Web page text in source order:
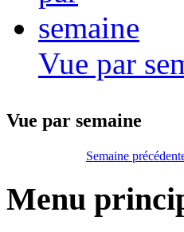
Vue par
Vue par semaine
Semaine
Menu